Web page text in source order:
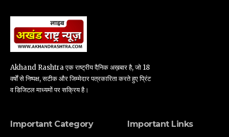
Akhand Rashtra एक राष्ट्रीय दैनिक अख़बार है, जो 18
वर्षों से निष्पक्ष, सटीक और जिम्मेदार पत्रकारिता करते हुए प्रिंट
व डिजिटल माध्यमों पर सक्रिय है।
Important Category Important Links